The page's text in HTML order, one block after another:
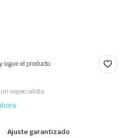
sigue el producto.
especialista
Ajuste garantizado